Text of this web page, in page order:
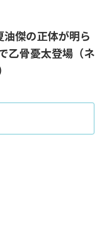
傑の正体が明ら
乙骨憂太登場（ネ